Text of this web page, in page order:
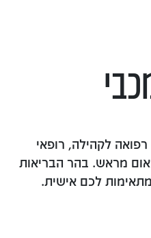
רפואה לקהילה, רופאי
מראש. בהר הבריאות
לכם אישית.